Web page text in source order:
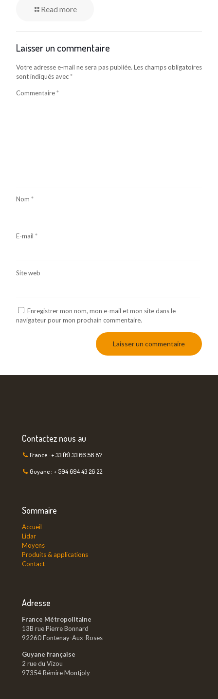
Read more
Laisser un commentaire
Votre adresse e-mail ne sera pas publiée. Les champs obligatoires
sont indiqués avec*
Commentaire*
Nom *
E-mail *
Site web
Enregistrer mon nom, mon e-mail et mon site dans le
navigateur pour mon prochain commentaire.
Contactez nous au
France : + 33 (6) 33 66 56 87
Guyane : + 594 694 43 26 22
Sommaire
Accueil
Lidar
Moyens
Produits & applications
Contact
Adresse
France Métropolitaine
13B rue Pierre Bonnard
92260 Fontenay-Aux-Roses
Guyane française
2 rue du Vizou
97354 Rémire Montjoly